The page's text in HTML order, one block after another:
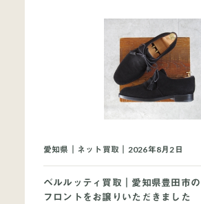
愛知県｜ネット買取｜2026年8月2日
ベルルッティ買取｜愛知県豊田市
フロントをお譲りいただきました